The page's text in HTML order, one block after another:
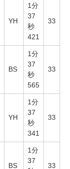
YH
1分
37
秒
421
33
BS
1分
37
秒
565
33
YH
1分
37
秒
341
33
BS
1分
37
33